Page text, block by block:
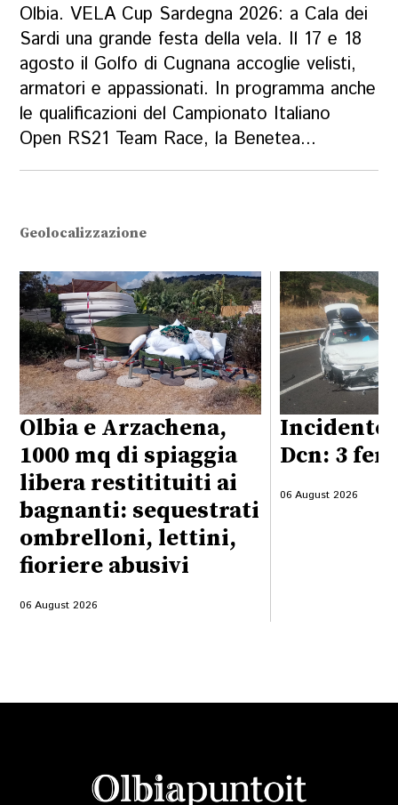
Olbia. VELA Cup Sardegna 2026: a Cala dei
Sardi una grande festa della vela. Il 17 e 18
agosto il Golfo di Cugnana accoglie velisti,
armatori e appassionati. In programma anche
le qualificazioni del Campionato Italiano
Open RS21 Team Race, la Benetea...
Geolocalizzazione
Olbia e Arzachena,
1000 mq di spiaggia
libera restitituiti ai
bagnanti: sequestrati
ombrelloni, lettini,
fioriere abusivi
06 August 2026
Incidente
Dcn: 3
06 August 2026